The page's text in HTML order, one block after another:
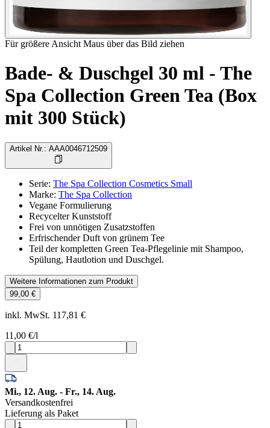
Für größere Ansicht Maus über das Bild ziehen
Bade- & Duschgel 30 ml - The
Spa Collection Green Tea (Box
mit 300 Stück)
Artikel Nr. : AAA0046712509
Serie: The Spa Collection Cosmetics Small
Marke: The Spa Collection
Vegane Formulierung
Recycelter Kunststoff
Frei von unnötigen Zusatzstoffen
Erfrischender Duft von grünem Tee
Teil der kompletten Green Tea-Pflegelinie mit Shampoo,
Spülung, Hautlotion und Duschgel.
Weitere Informationen zum Produkt
99,00 €
inkl. MwSt. 117,81 €
11,00 €/l
Mi., 12. Aug. - Fr., 14. Aug.
Versandkostenfrei
Lieferung als Paket